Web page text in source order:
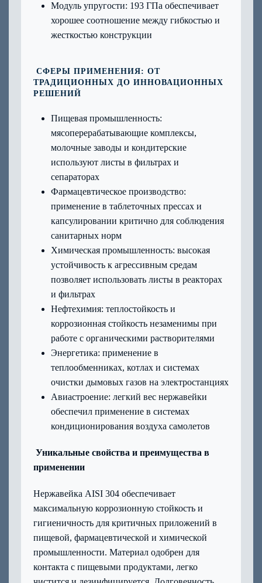
Модуль упругости: 193 ГПа обеспечивает
хорошее соотношение между гибкостью и
жесткостью конструкции
СФЕРЫ ПРИМЕНЕНИЯ: ОТ
ТРАДИЦИОННЫХ ДО ИННОВАЦИОННЫХ
РЕШЕНИЙ
Пищевая промышленность:
мясоперерабатывающие комплексы,
молочные заводы и кондитерские
используют листы в фильтрах и
сепараторах
Фармацевтическое производство:
применение в таблеточных прессах и
капсулировании критично для соблюдения
санитарных норм
Химическая промышленность: высокая
устойчивость к агрессивным средам
позволяет использовать листы в реакторах
и фильтрах
Нефтехимия: теплостойкость и
коррозионная стойкость незаменимы при
работе с органическими растворителями
Энергетика: применение в
теплообменниках, котлах и системах
очистки дымовых газов на электростанциях
Авиастроение: легкий вес нержавейки
обеспечил применение в системах
кондиционирования воздуха самолетов
Уникальные свойства и преимущества в
применении
Нержавейка AISI 304 обеспечивает
максимальную коррозионную стойкость и
гигиеничность для критичных приложений в
пищевой, фармацевтической и химической
промышленности. Материал одобрен для
контакта с пищевыми продуктами, легко